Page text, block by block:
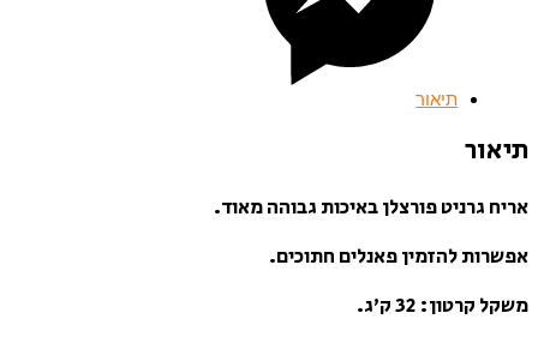
תיאור
תיאור
אריח גרניט פורצלן באיכות גבוהה מאוד.
אפשרות להזמין פאנלים חתוכים.
משקל קרטון: 32 ק’ג.